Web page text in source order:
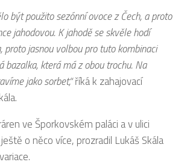
být použito sezónní ovoce z Čech, a proto
jahodovou. K jahodě se skvěle hodí
proto jasnou volbou pro tuto kombinaci
bazalka, která má z obou trochu. Na
jako sorbet,“říká k zahajovací
ve Šporkovském paláci a v ulici
o něco více, prozradil Lukáš Skála